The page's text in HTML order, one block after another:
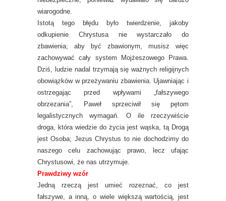
wiarogodne.
Istotą tego błędu było twierdzenie, jakoby
odkupienie Chrystusa nie wystarczało do
zbawienia; aby być zbawionym, musisz więc
zachowywać cały system Mojżeszowego Prawa.
Dziś, ludzie nadal trzymają się ważnych religijnych
obowiązków w przeżywaniu zbawienia. Ujawniając i
ostrzegając przed wpływami „fałszywego
obrzezania”, Paweł sprzeciwił się pętom
legalistycznych wymagań. O ile rzeczywiście
droga, która wiedzie do życia jest wąska, tą Drogą
jest Osoba; Jezus Chrystus to nie dochodzimy do
naszego celu zachowując prawo, lecz ufając
Chrystusowi, że nas utrzymuje.
Prawdziwy wzór
Jedną rzeczą jest umieć rozeznać, co jest
fałszywe, a inną, o wiele większą wartością, jest